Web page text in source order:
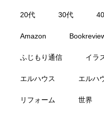
20代 30代
Amazon
ふじもり通信 イラ
エルハウス エルハ
リフォーム 世界